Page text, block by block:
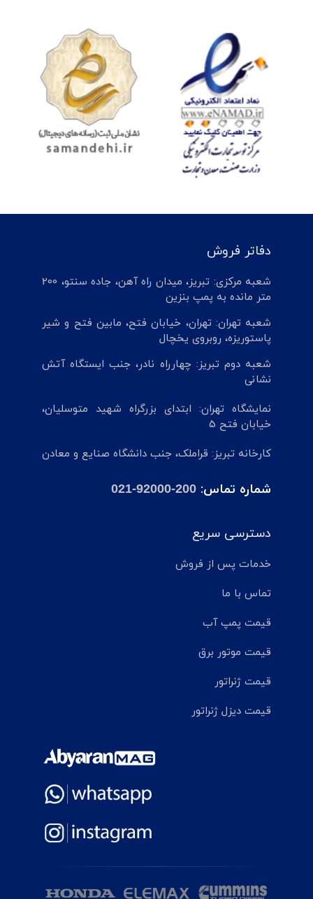
دفاتر فروش
شعبه مرکزی: تبریز، میدان راه آهن، جاده سنتو، 200
متر مانده به پمپ بنزین
شعبه تهران: تهران، خیابان فتح، مابین فتح و شیر
پاستوریزه، روبروی یخچال
شعبه دوم تبریز: چهارراه نادر، جنب ایستگاه آتش
نشانی
نمایشگاه تهران: ابتدای بزرگراه شهید متوسلیان،
خیابان فتح 5
کارخانه تبریز: قراملک، جنب دانشگاه صنایع و معادن
شماره تماس: 021-92000-200
دسترسی سریع
خدمات پس از فروش
تماس با ما
قیمت پمپ آب
قیمت موتور برق
قیمت ژنراتور
قیمت دیزل ژنراتور